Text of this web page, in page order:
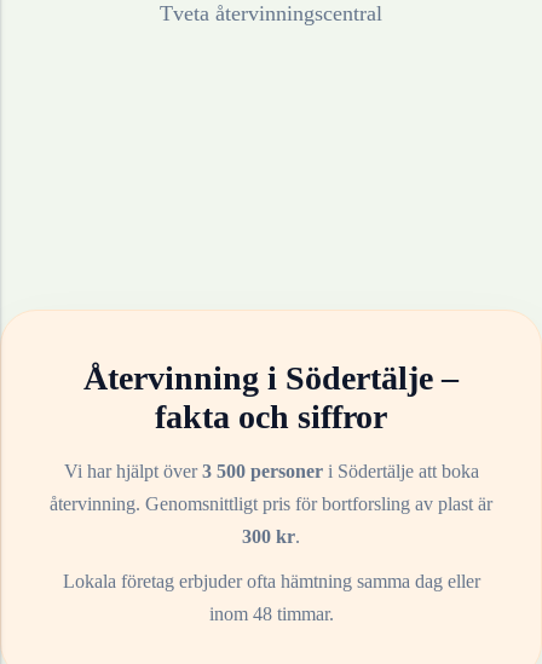
Tveta återvinningscentral
Återvinning i Södertälje–
fakta och siffror
Vi har hjälpt över3 500 personeri Södertäljeatt boka
återvinning. Genomsnittligt pris för bortforsling av plast är
300 kr.
Lokala företag erbjuder ofta hämtning samma dag eller
inom 48 timmar.